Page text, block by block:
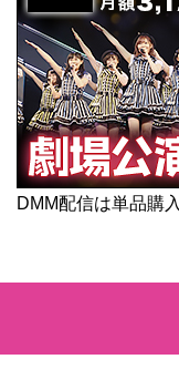
DMM配信は単品購